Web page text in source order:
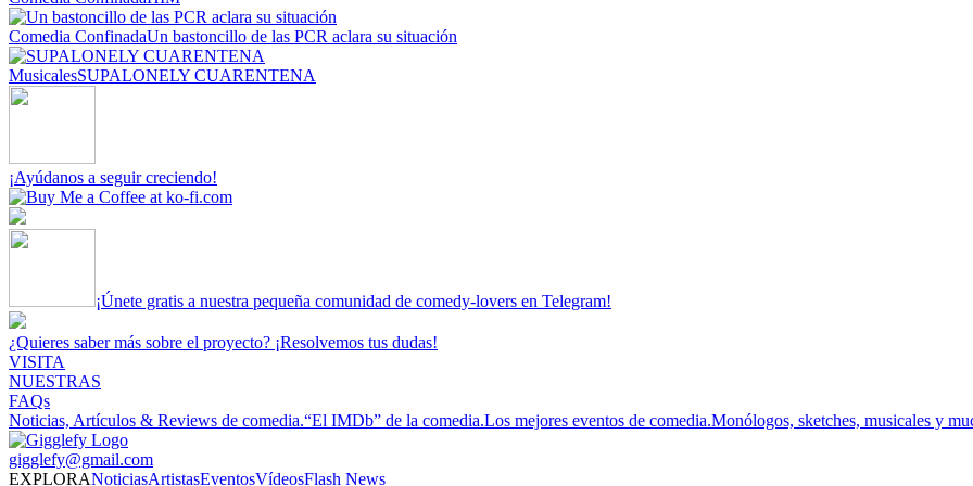
Comedia ConfinadaUn bastoncillo de las PCR aclara su situación
MusicalesSUPALONELY CUARENTENA
¡Ayúdanos a seguir creciendo!
¡Únete gratis a nuestra pequeña comunidad de comedy-lovers en Telegram!
¿Quieres saber más sobre el proyecto? ¡Resolvemos tus dudas!
VISITA
NUESTRAS
FAQs
Noticias, Artículos & Reviews de comedia.“El IMDb” de la comedia.Los mejores eventos de comedia.Monólogos, sketches, musicales y
gigglefy@gmail.com
EXPLORANoticiasArtistasEventosVídeosFlash News